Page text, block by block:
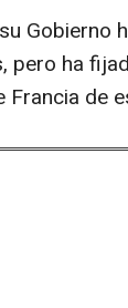
Gobierno
pero ha
de